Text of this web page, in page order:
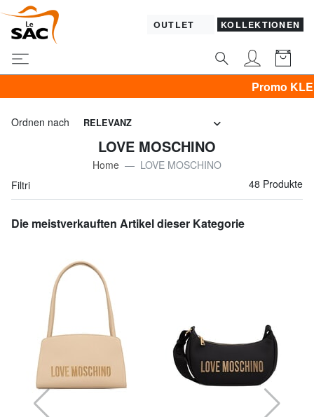
OUTLET KOLLEKTIONEN
Promo KLEIDUNG alles zu -
Ordnen nach RELEVANZ
LOVE MOSCHINO
Home
LOVE MOSCHINO
Filtri
48 Produkte
Die meistverkauften Artikel dieser Kategorie